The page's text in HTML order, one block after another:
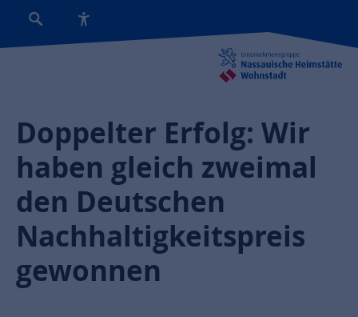
Doppelter Erfolg: Wir
haben gleich zweimal
den Deutschen
Nachhaltigkeitspreis
gewonnen